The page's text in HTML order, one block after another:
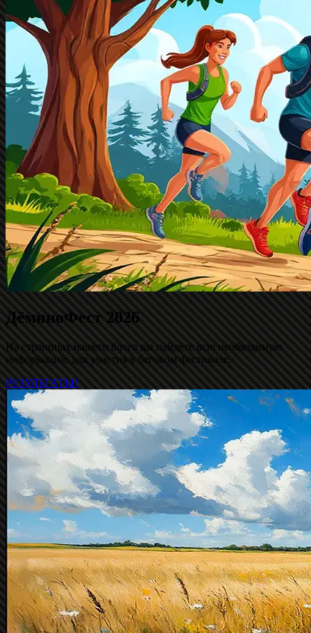
ДёминоФест 2026
На страницах нашего блога вы найдёте всю необходимую
информацию для участия в беговом фестивале.
РЕЗУЛЬТАТЫ!